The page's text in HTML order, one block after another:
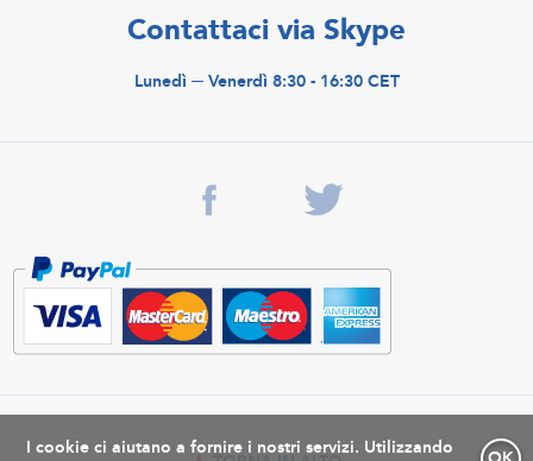
I cookie ci aiutano a fornire i nostri servizi. Utilizzando
Contattaci via Skype
Lunedì ─ Venerdì 8:30 - 16:30 CET